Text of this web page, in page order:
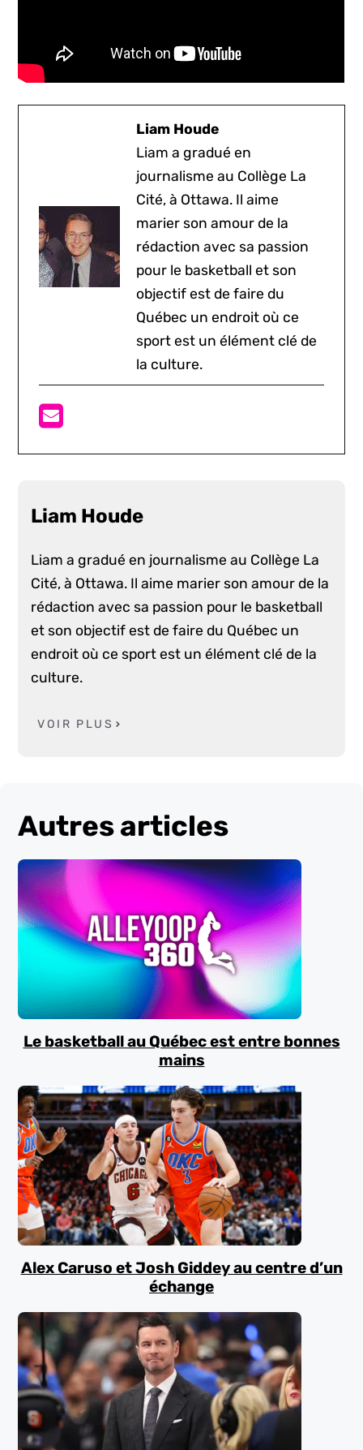
Liam Houde
Liam a gradué en
journalisme au Collège La
Cité, à Ottawa. Il aime
marier son amour de la
rédaction avec sa passion
pour le basketball et son
objectif est de faire du
Québec un endroit où ce
sport est un élément clé de
la culture.
Liam Houde
Liam a gradué en journalisme au Collège La
Cité, à Ottawa. Il aime marier son amour de la
rédaction avec sa passion pour le basketball
et son objectif est de faire du Québec un
endroit où ce sport est un élément clé de la
culture.
VOIR PLUS
Autres articles
Le basketball au Québec est entre bonnes
mains
Alex Caruso et Josh Giddey au centre d’un
échange